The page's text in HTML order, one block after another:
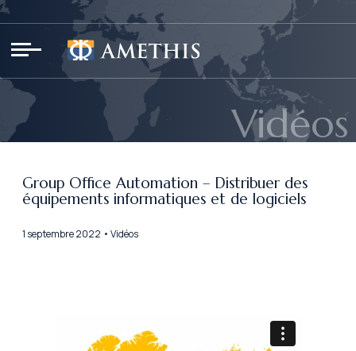
Vidéos
Group Office Automation – Distribuer des
équipements informatiques et de logiciels
1 septembre 2022 • Vidéos
Panneau de gestion des cookies